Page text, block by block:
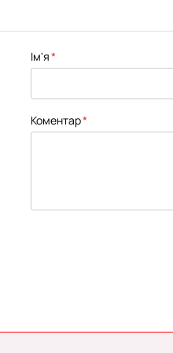
Ім'я
Коментар